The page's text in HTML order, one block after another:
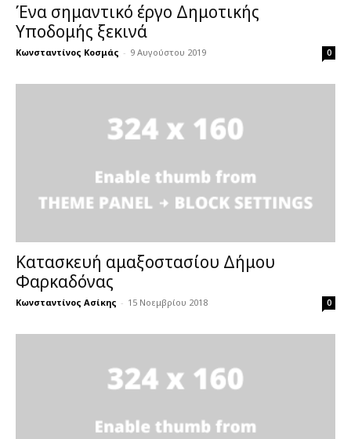
Ένα σημαντικό έργο Δημοτικής
Υποδομής ξεκινά
Κωνσταντίνος Κοσμάς - 9 Αυγούστου 2019 0
Κατασκευή αμαξοστασίου Δήμου
Φαρκαδόνας
Κωνσταντίνος Ασίκης - 15 Νοεμβρίου 2018 0